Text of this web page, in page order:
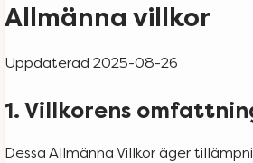
Allmänna villkor
Uppdaterad 2025-08-26
1.Villkorens
Dessa Allmänna Villkor äger